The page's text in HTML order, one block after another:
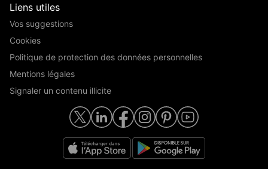
Liens utiles
Vos suggestions
Cookies
Politique de protection des données personnelles
Mentions légales
Signaler un contenu illicite